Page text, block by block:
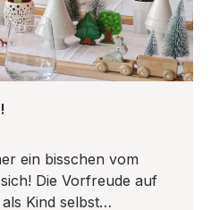
ein bisschen vom
Die Vorfreude auf
Kind selbst